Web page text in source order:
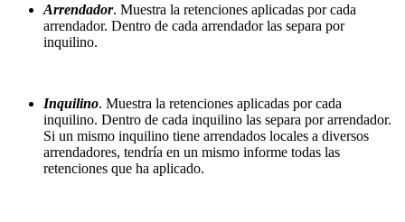
Arrendador. Muestra la retenciones aplicadas por cada
arrendador. Dentro de cada arrendador las separa por
inquilino.
Inquilino. Muestra la retenciones aplicadas por cada
inquilino. Dentro de cada inquilino las separa por arrendador.
Si un mismo inquilino tiene arrendados locales a diversos
arrendadores, tendría en un mismo informe todas las
retenciones que ha aplicado.